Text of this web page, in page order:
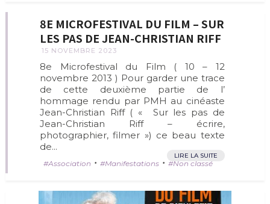
8E MICROFESTIVAL DU FILM – SUR
LES PAS DE JEAN-CHRISTIAN RIFF
15 NOVEMBRE 2023
8e Microfestival du Film ( 10 – 12
novembre 2013 ) Pour garder une trace
de cette deuxième partie de l’
hommage rendu par PMH au cinéaste
Jean-Christian Riff ( « Sur les pas de
Jean-Christian Riff – écrire,
photographier, filmer ») ce beau texte
de...
LIRE LA SUITE
Association • Manifestations • Non classé